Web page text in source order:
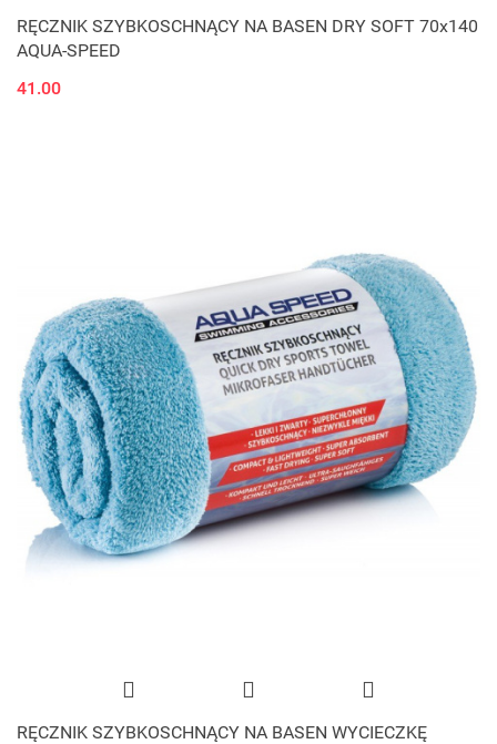
RĘCZNIK SZYBKOSCHNĄCY NA BASEN DRY SOFT 70x140
AQUA-SPEED
41.00
RĘCZNIK SZYBKOSCHNĄCY NA BASEN WYCIECZKĘ